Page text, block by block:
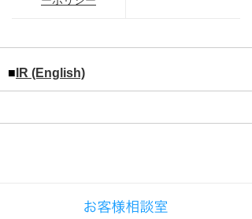
■ IR (English)